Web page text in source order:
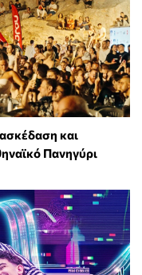
και
Πανηγύρι